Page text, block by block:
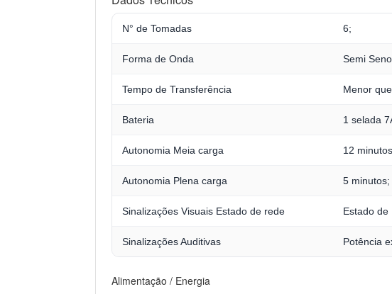
N° de Tomadas 6;
Forma de Onda Semi
Tempo de Transferência Menor
Bateria 1 selada
Autonomia Meia carga 12
Autonomia Plena carga 5 minutos;
Sinalizações Visuais Estado de rede Estado de
Sinalizações Auditivas Potência
Alimentação / Energia